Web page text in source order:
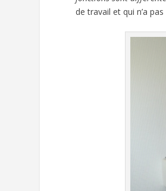
de travail et qui n’a